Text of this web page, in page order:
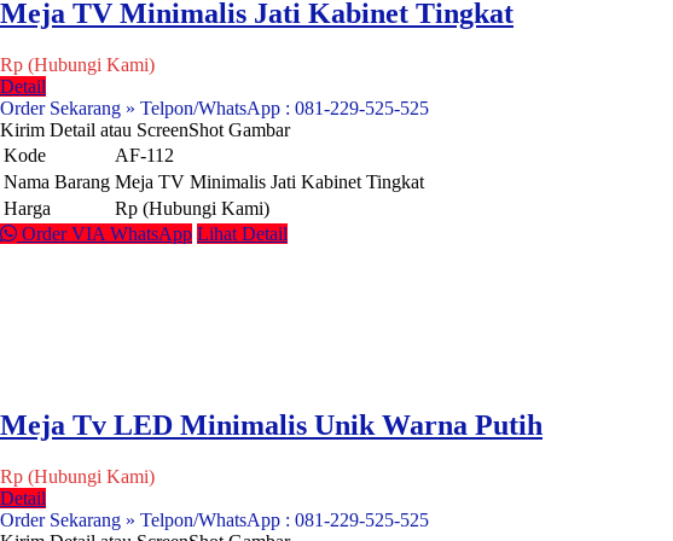
Meja TV Minimalis Jati Kabinet Tingkat
Rp (Hubungi Kami)
Detail
Order Sekarang » Telpon/WhatsApp : 081-229-525-525
Kirim Detail atau ScreenShot Gambar
Kode
AF-112
Nama Barang Meja TV Minimalis Jati Kabinet Tingkat
Harga
Rp (Hubungi Kami)
Order VIA WhatsApp Lihat Detail
Meja Tv LED Minimalis Unik Warna Putih
Rp (Hubungi Kami)
Detail
Order Sekarang » Telpon/WhatsApp : 081-229-525-525